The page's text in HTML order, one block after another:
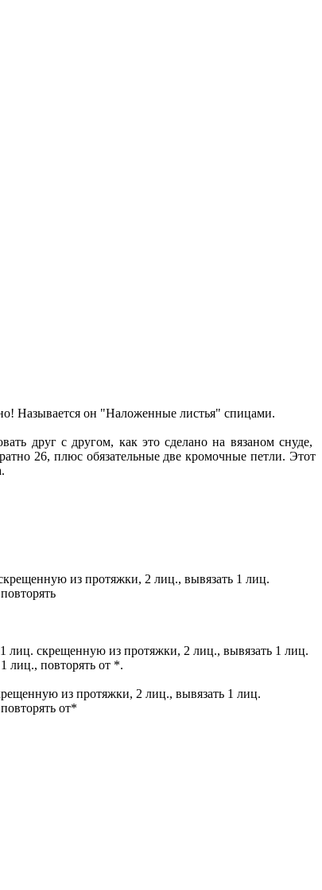
Называется он "Наложенные листья" спицами.
друг с другом, как это сделано на вязаном снуде,
26, плюс обязательные две кромочные петли. Этот
из протяжки, 2 лиц., вывязать 1 лиц.
лиц. скрещенную из протяжки, 2 лиц., вывязать 1 лиц.
лиц., повторять от *.
из протяжки, 2 лиц., вывязать 1 лиц.
от*